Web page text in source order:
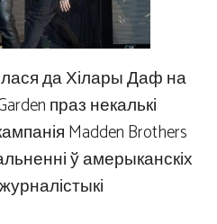
да Хілары Даф на
праз некалькі
Madden Brothers
ў амерыканскіх